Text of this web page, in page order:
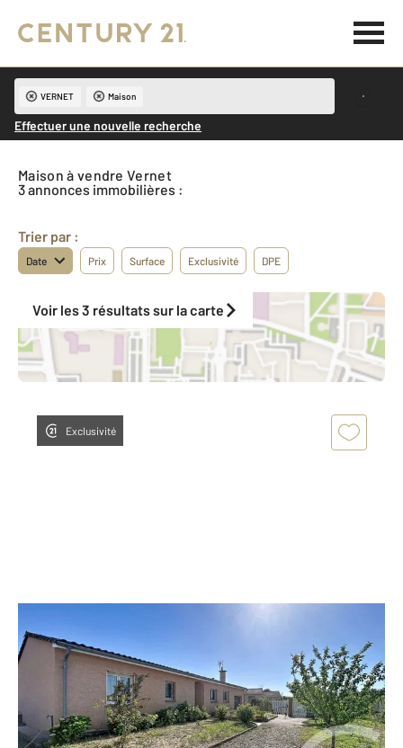
VERNET Maison
Effectuer une nouvelle recherche
Maison à vendre Vernet
3 annonces immobilières :
Trier par :
Date Prix Surface Exclusivité DPE
Voir les 3 résultats sur la carte
Exclusivité
VERNET 31
113 m2, 4 pièces
Ref : 1960
Maison à vendre
299 000 €